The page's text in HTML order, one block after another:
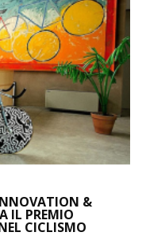
&
IL PREMIO
CICLISMO